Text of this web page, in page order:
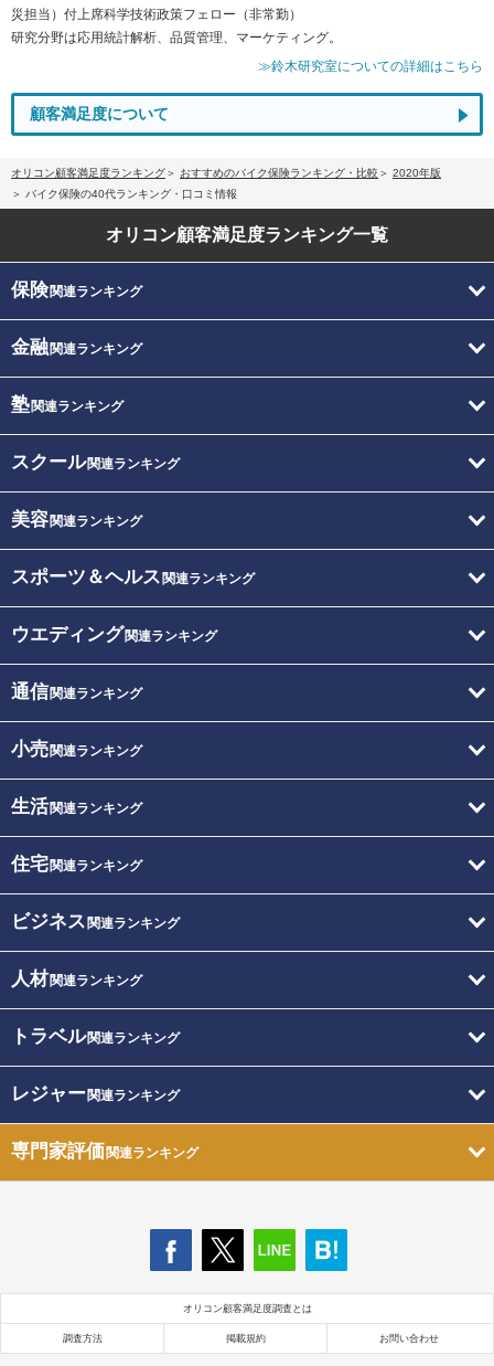
災担当）付上席科学技術政策フェロー（非常勤）
研究分野は応用統計解析、品質管理、マーケティング。
≫鈴木研究室についての詳細はこちら
顧客満足度について
オリコン顧客満足度ランキング おすすめのバイク保険ランキング・比較
2020年版
バイク保険の40代ランキング・口コミ情報
オリコン顧客満足度ランキング一覧
保険関連ランキング
金融関連ランキング
塾関連ランキング
スクール関連ランキング
美容関連ランキング
スポーツ＆ヘルス 関連ランキング
ウエディング関連ランキング
通信関連ランキング
小売関連ランキング
生活関連ランキング
住宅関連ランキング
ビジネス 関連ランキング
人材関連ランキング
トラベル関連ランキング
レジャー関連ランキング
専門家評価関連ランキング
オリコン顧客満足度調査とは
調査方法 掲載規約 お問い合わせ